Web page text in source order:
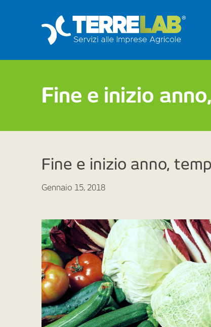
Fine e inizio
Fine e inizio anno,
Gennaio 15, 2018